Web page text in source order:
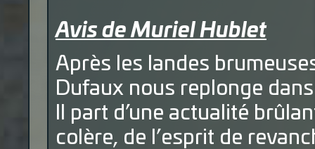
Avis de Muriel Hublet
Après les landes
Dufaux nous replonge
Il part d’une actualité
colère, de l’esprit de